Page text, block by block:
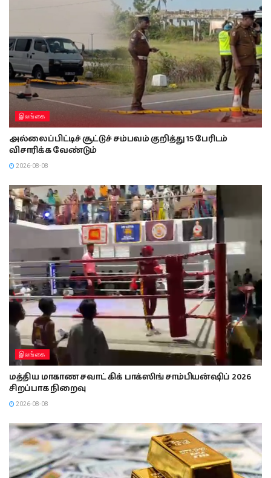
இலங்கை
அல்லைப்பிட்டிச் சூட்டுச் சம்பவம் குறித்து 15 பேரிடம்
விசாரிக்க வேண்டும்
2026-08-08
இலங்கை
மத்திய மாகாண சவாட் கிக் பாக்ஸிங் சாம்பியன்ஷிப் 2026
சிறப்பாக நிறைவு
2026-08-08